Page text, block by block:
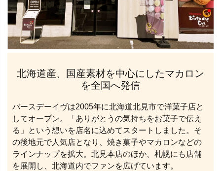
北海道産、国産素材を中心にしたマカロン
を全国へ発信
バースデーイヴは2005年に北海道北見市で洋菓子店と
してオープン。「ありがとうの気持ちをお菓子で伝え
る」という想いを店名に込めてスタートしました。そ
の後地元で人気店となり、焼き菓子やマカロンなどの
ラインナップを拡大。北見本店のほか、札幌にも店舗
を展開し、北海道内でファンを広げています。